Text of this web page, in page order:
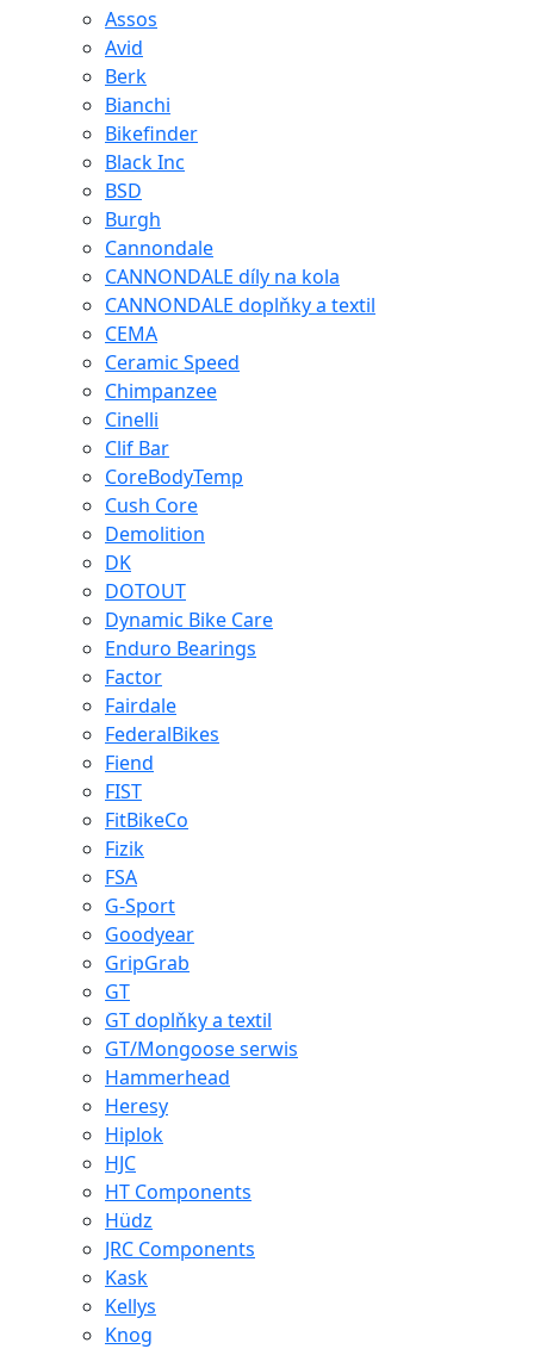
Assos
Avid
Berk
Bianchi
Bikefinder
Black Inc
BSD
Burgh
Cannondale
CANNONDALE díly na kola
CANNONDALE doplňky a textil
CEMA
Ceramic Speed
Chimpanzee
Cinelli
Clif Bar
CoreBodyTemp
Cush Core
Demolition
DK
DOTOUT
Dynamic Bike Care
Enduro Bearings
Factor
Fairdale
FederalBikes
Fiend
FIST
FitBikeCo
Fizik
FSA
G-Sport
Goodyear
GripGrab
GT
GT doplňky a textil
GT/Mongoose serwis
Hammerhead
Heresy
Hiplok
HJC
HT Components
Hüdz
JRC Components
Kask
Kellys
Knog